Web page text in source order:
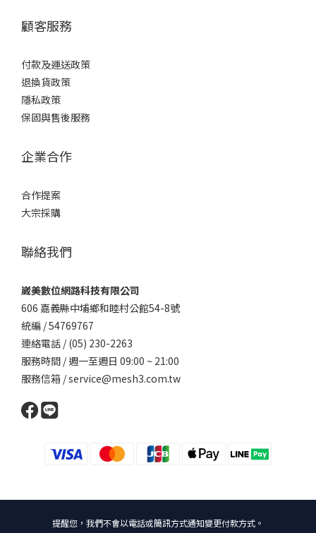
顧客服務
付款及運送政策
退換貨政策
隱私政策
保固與售後服務
企業合作
合作提案
大宗採購
聯絡我們
崴美數位網路科技有限公司
606 嘉義縣中埔鄉和睦村公館54-8號
統編 / 54769767
連絡電話 / (05) 230-2263
服務時間 / 週一至週日 09:00 ~ 21:00
服務信箱 / service@mesh3.com.tw
提醒您，我們不會以電話或簡訊方式通知變更付款方式。